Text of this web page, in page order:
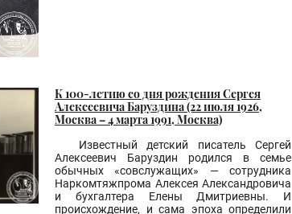
К 100-летию со дня рождения Сергея
Алексеевича Баруздина (22 июля 1926,
Москва – 4 марта 1991, Москва)
Известный детский писатель Сергей
Алексеевич Баруздин родился в семье
обычных «совслужащих» — сотрудника
Наркомтяжпрома Алексея Александровича
и бухгалтера Елены Дмитриевны. И
происхождение, и сама эпоха определили